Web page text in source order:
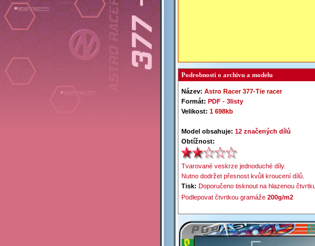
Podrobnosti o archivu a modelu
Název: Astro Racer 377-Tie racer
Formát: PDF -3listy
Velikost: 1 698kb
Model obsahuje: 12 značených dílů
Obtížnost:
Tvarované veskrze jednoduché díly.
Nutno dodržet přesnost kvůli kroucení dílů.
Tisk: Doporučeno tisknout na hlazenou
Podlepovat čtvrtkou gramáže200g/m2